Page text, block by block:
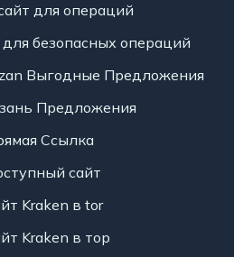
для операций
безопасных операций
Выгодные Предложения
Предложения
Ссылка
сайт
Kraken в tor
Kraken в тор